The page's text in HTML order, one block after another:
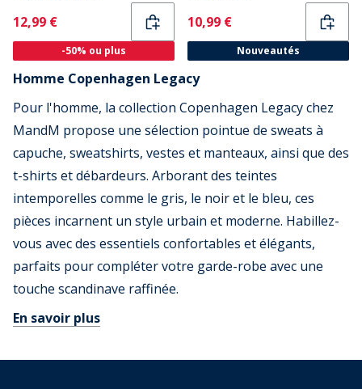
Current
12,99 €
-50% ou plus
Current
10,99 €
Nouveautés
Homme Copenhagen Legacy
Pour l'homme, la collection Copenhagen Legacy chez
MandM propose une sélection pointue de sweats à
capuche, sweatshirts, vestes et manteaux, ainsi que des
t-shirts et débardeurs. Arborant des teintes
intemporelles comme le gris, le noir et le bleu, ces
pièces incarnent un style urbain et moderne. Habillez-
vous avec des essentiels confortables et élégants,
parfaits pour compléter votre garde-robe avec une
touche scandinave raffinée.
En savoir plus